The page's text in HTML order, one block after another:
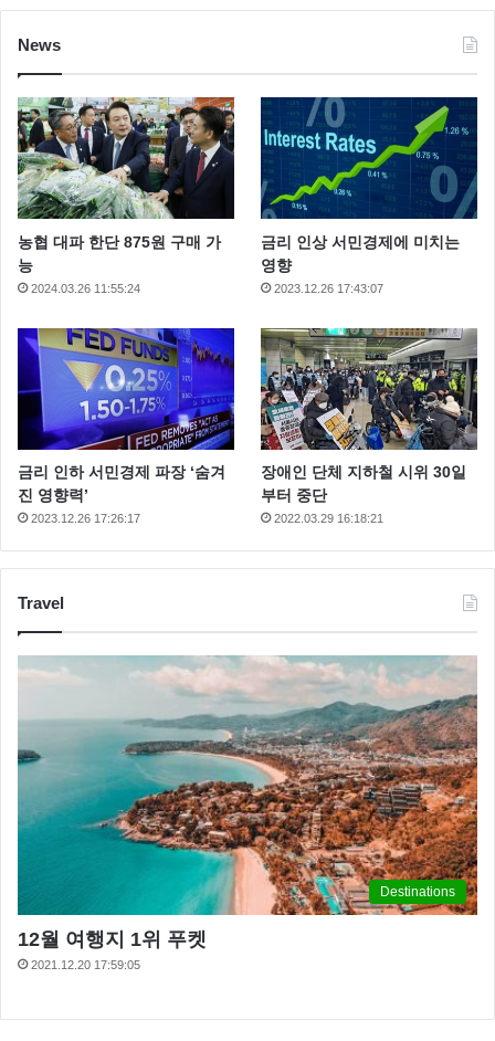
News
농협 대파 한단 875원 구매 가
능
2024.03.26 11:55:24
금리 인상 서민경제에 미치는
영향
2023.12.26 17:43:07
금리 인하 서민경제 파장 ‘숨겨
진 영향력’
2023.12.26 17:26:17
장애인 단체 지하철 시위 30일
부터 중단
2022.03.29 16:18:21
Travel
Destinations
12월 여행지 1위 푸켓
2021.12.20 17:59:05